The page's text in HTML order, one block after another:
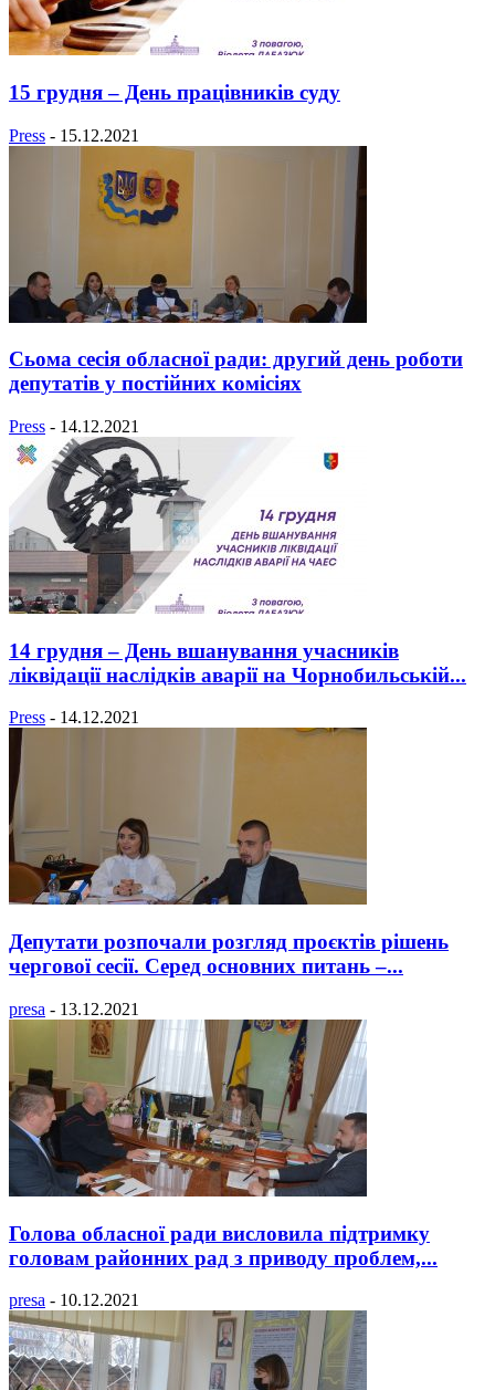
15 грудня – День працівників суду
Press - 15.12.2021
Сьома сесія обласної ради: другий день роботи
депутатів у постійних комісіях
Press - 14.12.2021
14 грудня – День вшанування учасників
ліквідації наслідків аварії на Чорнобильській...
Press - 14.12.2021
Депутати розпочали розгляд проєктів рішень
чергової сесії. Серед основних питань –...
presa - 13.12.2021
Голова обласної ради висловила підтримку
головам районних рад з приводу проблем,...
presa - 10.12.2021